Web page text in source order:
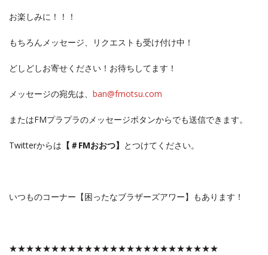
お楽しみに！！！
もちろんメッセージ、リクエストも受け付け中！
どしどしお寄せください！お待ちしてます！
メッセージの宛先は、 ban@fmotsu.com
またはFMプラプラのメッセージボタンからでも送信できます。
Twitterからは 【＃FMおおつ】 とつけてください。
いつものコーナー【困ったなブラザーズアワー】もあります！
★★★★★★★★★★★★★★★★★★★★★★★★★